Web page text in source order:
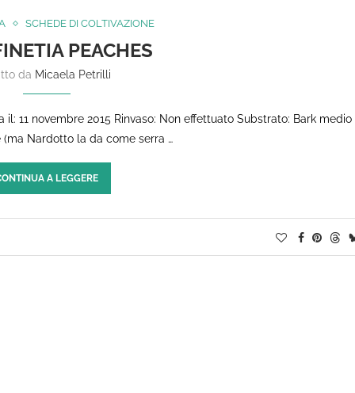
SCHEDE DI COLTIVAZIONE
PEACHES
da Micaela Petrilli
11 novembre 2015 Rinvaso: Non effettuato Substrato: Bark medio
Nardotto la da come serra …
A LEGGERE